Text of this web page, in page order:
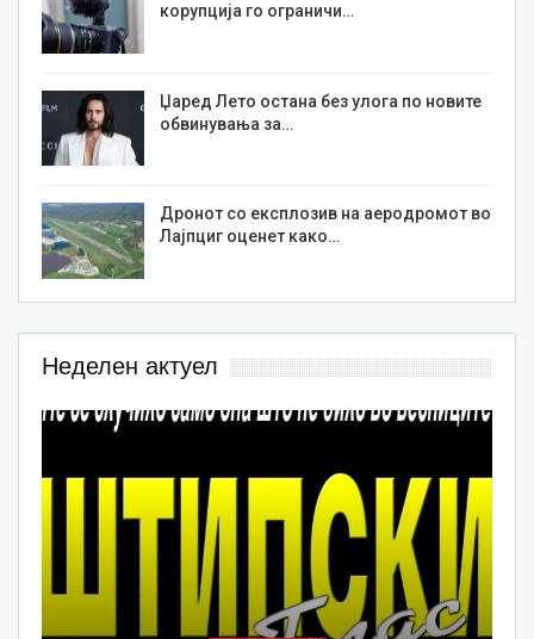
корупција го ограничи…
Џаред Лето остана без улога по новите
обвинувања за…
Дронот со експлозив на аеродромот во
Лајпциг оценет како…
Неделен актуел